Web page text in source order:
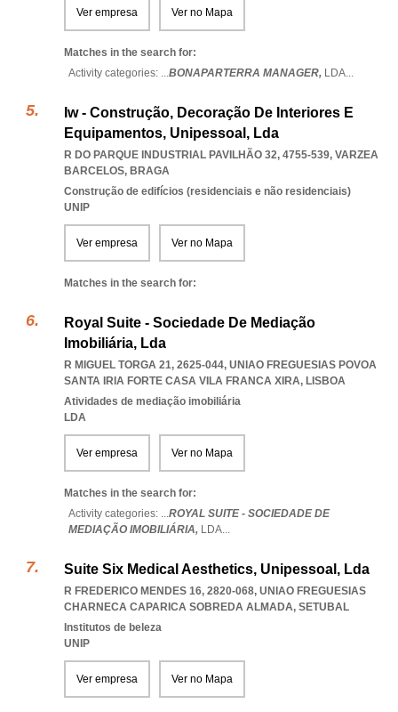
Ver empresa Ver no Mapa
Matches in the search for:
Activity categories: ...BONAPARTERRA MANAGER, LDA...
Iw - Construção, Decoração De Interiores E
Equipamentos, Unipessoal, Lda
R DO PARQUE INDUSTRIAL PAVILHÃO 32, 4755-539, VARZEA
BARCELOS, BRAGA
Construção de edifícios (residenciais e não residenciais)
UNIP
Ver empresa Ver no Mapa
Matches in the search for:
Royal Suite - Sociedade De Mediação
Imobiliária, Lda
R MIGUEL TORGA 21, 2625-044, UNIAO FREGUESIAS POVOA
SANTA IRIA FORTE CASA VILA FRANCA XIRA, LISBOA
Atividades de mediação imobiliária
LDA
Ver empresa Ver no Mapa
Matches in the search for:
Activity categories: ...ROYAL SUITE - SOCIEDADE DE
MEDIAÇÃO IMOBILIÁRIA, LDA...
Suite Six Medical Aesthetics, Unipessoal, Lda
R FREDERICO MENDES 16, 2820-068, UNIAO FREGUESIAS
CHARNECA CAPARICA SOBREDA ALMADA, SETUBAL
Institutos de beleza
UNIP
Ver empresa Ver no Mapa